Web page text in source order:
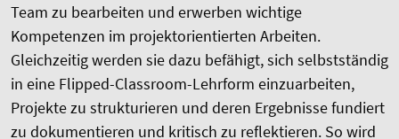
Team zu bearbeiten und erwerben wichtige
Kompetenzen im projektorientierten Arbeiten.
Gleichzeitig werden sie dazu befähigt, sich selbstständig
in eine Flipped-Classroom-Lehrform einzuarbeiten,
Projekte zu strukturieren und deren Ergebnisse fundiert
zu dokumentieren und kritisch zu reflektieren. So wird